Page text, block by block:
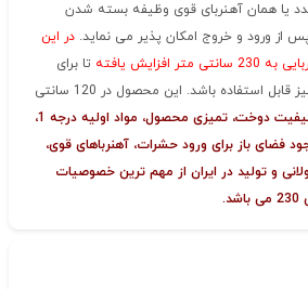
یا همان آهنربای قوی وظیفه بسته شدن
از ورود و خروج امکان پذیر می نماید. در این
یافته
تا برای
افرادی با درب های بلند تر نیز قابل استفاده باشد. این محصول در 120 سانتی
کیفیت دوخت، تمیزی محصول، مواد اولیه درجه 1،
فضای باز برای ورود حشرات، آهنرباهای قوی،
و تولید در ایران از مهم ترین خصوصیات